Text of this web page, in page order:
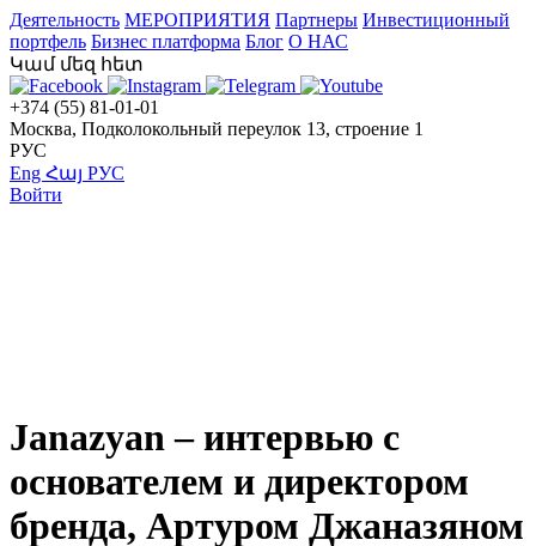
Деятельность МЕРОПРИЯТИЯ Партнеры Инвестиционный
портфель Бизнес платформа Блог О НАС
Կամ մեզ հետ
+374 (55) 81-01-01
Москва, Подколокольный переулок 13, строение 1
РУС
Eng Հայ РУС
Войти
Janazyan – интервью с
основателем и директором
бренда, Артуром Джаназяном